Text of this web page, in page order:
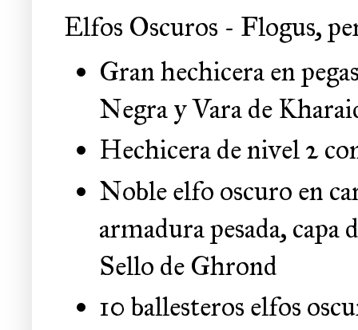
Elfos Oscuros - Flogus,
Gran hechicera en
Negra y Vara de
Hechicera de nivel 2
Noble elfo oscuro en
armadura pesada,
Sello de Ghrond
10 ballesteros elfos